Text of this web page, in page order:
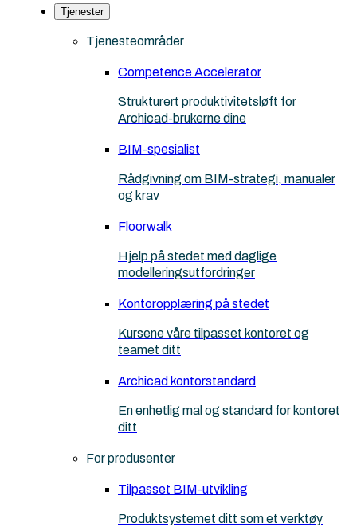
Tjenester
Tjenesteområder
Competence Accelerator
Strukturert produktivitetsløft for
Archicad-brukerne dine
BIM-spesialist
Rådgivning om BIM-strategi, manualer
og krav
Floorwalk
Hjelp på stedet med daglige
modelleringsutfordringer
Kontoropplæring på stedet
Kursene våre tilpasset kontoret og
teamet ditt
Archicad kontorstandard
En enhetlig mal og standard for kontoret
ditt
For produsenter
Tilpasset BIM-utvikling
Produktsystemet ditt som et verktøy